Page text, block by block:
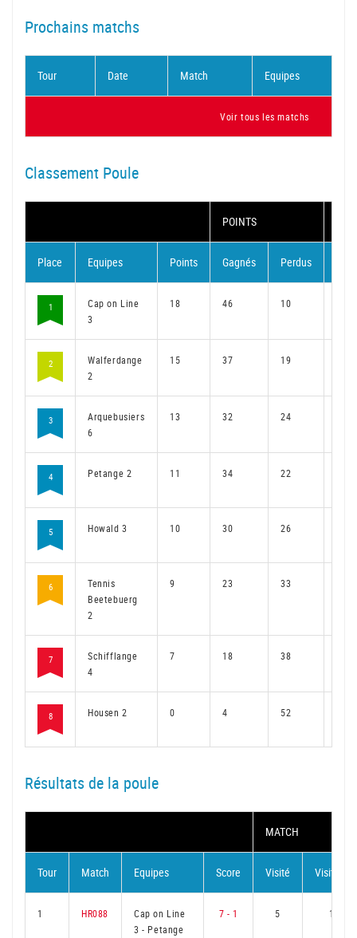
Prochains matchs
Tour Date Match Equipes
Voir tous les matchs
Classement Poule
POINTS
Place Equipes Points Gagnés Perdus
1
Cap on Line
3
18 46 10
2
Walferdange
2
15 37 19
3
Arquebusiers
6
13 32 24
4 Petange 2 11 34 22
5 Howald 3 10 30 26
6
Tennis
Beetebuerg
2
9 23 33
7
Schifflange
4
7 18 38
8 Housen 2 0 4 52
Résultats de la poule
MATCH
Tour Match Equipes Score Visité Visiteur
1 HR088
Cap on Line
3- Petange
7 - 1 5 1